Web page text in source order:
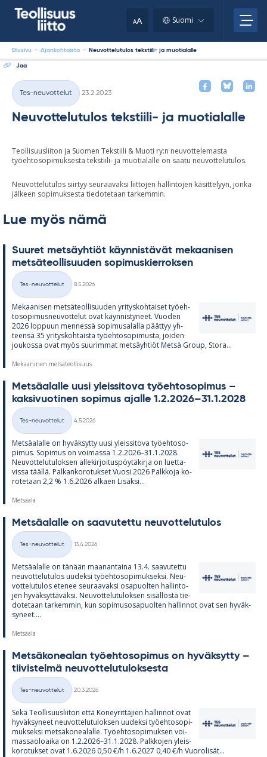
AA Suomi
Etusivu - Ajankohtaista - Neuvottelutulos tekstiili- ja muotialalle
Jaa
Kategoriat
Tes-neuvottelut
23.2.2023
Neuvottelutulos tekstiili- ja muotialalle
Teollisuusliiton ja Suomen Tekstiili & Muoti ry:n neuvottelemasta
työehtosopimuksesta tekstiili- ja muotialalle on saatu neuvottelutulos.
Neuvottelutulos siirtyy seuraavaksi liittojen hallintojen käsittelyyn, jonka
jälkeen sopimuksesta tiedotetaan tarkemmin.
Lue myös nämä
Suu­ret met­säyh­tiöt käyn­nis­tä­vät me­kaa­ni­sen
met­sä­teol­li­suu­den so­pi­mus­kier­rok­sen
Kategoriat
Tes-neuvottelut
8.5.2026
Me­kaa­ni­sen met­sä­teol­li­suu­den yri­tys­koh­tai­set työ­eh­
to­so­pi­mus­neu­vot­te­lut ovat käyn­nis­ty­neet. Vuo­den
2026 lop­puun men­nessä so­pi­musa­lalla päät­tyy yh­
teensä 35 yri­tys­koh­taista työ­eh­to­so­pi­musta, joi­den
jou­kossa ovat myös suu­rim­mat met­säyh­tiöt Metsä Group, Stora...
Mekaaninen metsäteollisuus
Met­sä­alalle uusi yleis­si­tova työ­eh­to­so­pi­mus –
kak­si­vuo­ti­nen so­pi­mus ajalle 1.2.2026–31.1.2028
Kategoriat
Tes-neuvottelut
4.5.2026
Met­sä­alalle on hy­väk­sytty uusi yleis­si­tova työ­eh­to­so­
pi­mus. So­pi­mus on voi­massa 1.2.2026–31.1.2028.
Neu­vot­te­lu­tu­lok­sen al­le­kir­joi­tus­pöy­tä­kirja on luet­ta­
vissa täällä. Pal­kan­ko­ro­tuk­set Vuosi 2026 Palk­koja ko­
ro­te­taan 2,2 % 1.6.2026 al­kaen Li­säksi...
Metsäala
Met­sä­alalle on saa­vu­tettu neu­vot­te­lu­tu­los
Kategoriat
Tes-neuvottelut
13.4.2026
Met­sä­alalle on tä­nään maa­nan­taina 13.4. saa­vu­tettu
neu­vot­te­lu­tu­los uu­deksi työ­eh­to­so­pi­muk­seksi. Neu­
vot­te­lu­tu­los ete­nee seu­raa­vaksi os­a­puol­ten hal­lin­to­
jen hy­väk­syt­tä­väksi. Neu­vot­te­lu­tu­lok­sen si­säl­löstä tie­
do­te­taan tar­kem­min, kun so­pi­mus­os­a­puol­ten hal­lin­not ovat sen hy­väk­
sy­neet....
Metsäala
Met­sä­ko­nea­lan työ­eh­to­so­pi­mus on hy­väk­sytty –
tii­vis­telmä neu­vot­te­lu­tu­lok­sesta
Kategoriat
Tes-neuvottelut
20.3.2026
Sekä Teol­li­suus­lii­ton että Ko­ney­rit­tä­jien hal­lin­not ovat
hy­väk­sy­neet neu­vot­te­lu­tu­lok­sen uu­deksi työ­eh­to­so­pi­
muk­seksi met­sä­ko­nea­lalle. Työ­eh­to­so­pi­muk­sen voi­
mas­sao­loaika on 1.2.2026–31.1.2028. Palk­ko­jen yleis­
ko­ro­tuk­set ovat 1.6.2026 0,50 €/h 1.6.2027 0,40 €/h Vuo­ro­li­sät...
clipboard.)